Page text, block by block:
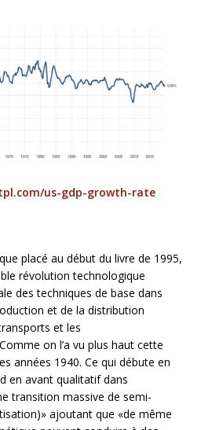
us-gdp-growth-rate
placé au début du livre de 1995,
révolution technologique
des techniques de base dans
et de la distribution
et les
on l’a vu plus haut cette
années 1940. Ce qui débute en
en avant qualitatif dans
transition massive de semi-
ajoutant que «de même